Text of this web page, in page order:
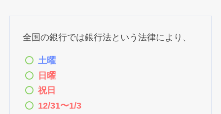
全国の銀行では銀行法という法律により、
土曜
日曜
祝日
12/31〜1/3